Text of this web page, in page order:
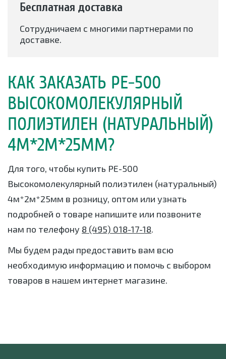
Бесплатная доставка
Сотрудничаем с многими партнерами по
доставке.
КАК ЗАКАЗАТЬ РЕ-500
ВЫСОКОМОЛЕКУЛЯРНЫЙ
ПОЛИЭТИЛЕН (НАТУРАЛЬНЫЙ)
4М*2М*25ММ?
Для того, чтобы купить РЕ-500
Высокомолекулярный полиэтилен (натуральный)
4м*2м*25мм в розницу, оптом или узнать
подробней о товаре напишите или позвоните
нам по телефону 8 (495) 018-17-18.
Мы будем рады предоставить вам всю
необходимую информацию и помочь с выбором
товаров в нашем интернет магазине.